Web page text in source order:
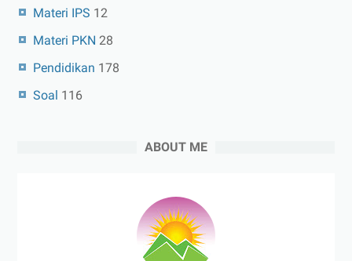
Materi IPS 12
Materi PKN 28
Pendidikan 178
Soal 116
ABOUT ME